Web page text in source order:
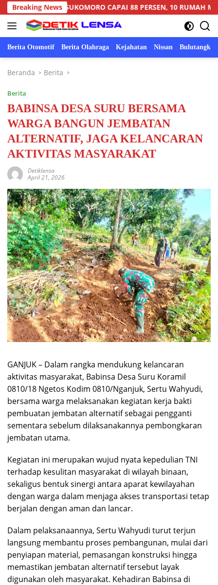
Langsung
ke
konten
Breaking News
SUKOMORO CAPAI 88 PERSEN, 10 RUMAH MASUK TAHAP
Berita Otomotif Berita Olahraga Kejahatan Nissan Bulutangkis
Beranda Berita
Berita
BABINSA DESA SURU BERSAMA
WARGA BANGUN JEMBATAN
ALTERNATIF, JAGA KELANCARAN
AKTIVITAS MASYARAKAT
Detiklensa
April 21, 2026
GANJUK – Dalam rangka mendukung kelancaran
aktivitas masyarakat, Babinsa Desa Suru Koramil
0810/18 Ngetos Kodim 0810/Nganjuk, Sertu Wahyudi,
bersama warga melaksanakan kegiatan kerja bakti
pembuatan jembatan alternatif sebagai pengganti
sementara sebelum dilaksanakannya pembongkaran
jembatan utama.
Kegiatan ini merupakan wujud nyata kepedulian TNI
terhadap kesulitan masyarakat di wilayah binaan,
sekaligus bentuk sinergi antara aparat kewilayahan
dengan warga dalam menjaga akses transportasi tetap
berjalan dengan aman dan lancar.
Dalam pelaksanaannya, Sertu Wahyudi turut terjun
langsung membantu proses pembangunan, mulai dari
penyiapan material, pemasangan konstruksi hingga
memastikan jembatan alternatif tersebut layak
digunakan oleh masyarakat. Kehadiran Babinsa di